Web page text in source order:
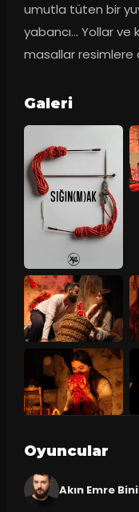
umutla tüten bir
yabancı... Yollar
masallar resimlere
Galeri
Oyuncular
Akın Emre